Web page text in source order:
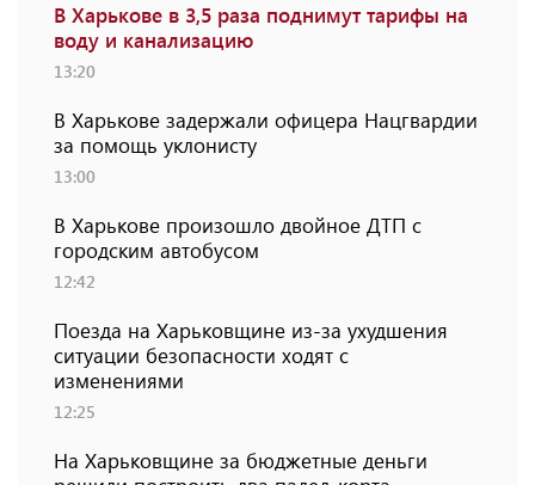
В Харькове в 3,5 раза поднимут тарифы на
воду и канализацию
13:20
В Харькове задержали офицера Нацгвардии
за помощь уклонисту
13:00
В Харькове произошло двойное ДТП с
городским автобусом
12:42
Поезда на Харьковщине из-за ухудшения
ситуации безопасности ходят с
изменениями
12:25
На Харьковщине за бюджетные деньги